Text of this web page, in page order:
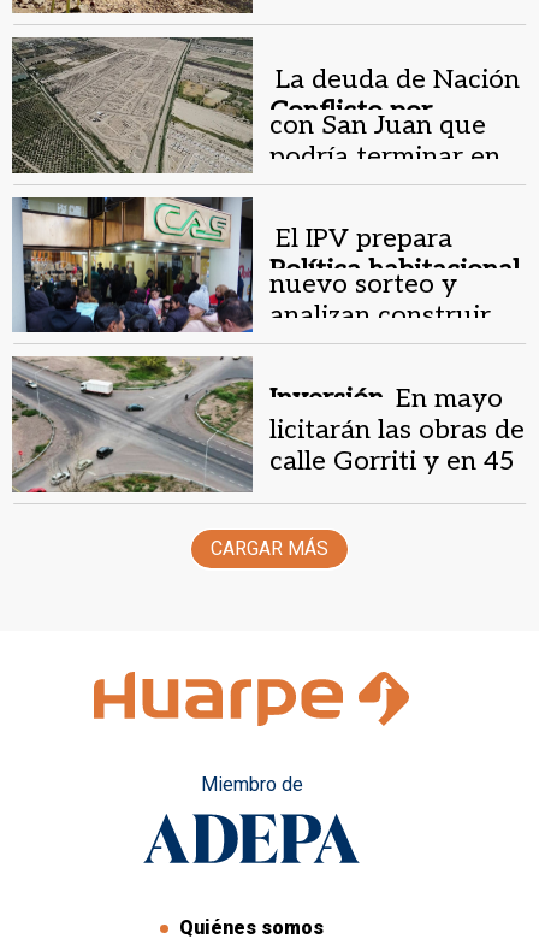
Conflicto por
fondos.
La deuda de Nación
con San Juan que
podría terminar en
litigio
Política habitacional.
El IPV prepara
nuevo sorteo y
analizan construir
casas nuevas
Inversión. En mayo
licitarán las obras de
calle Gorriti y en 45
trabajos
CARGAR MÁS
Miembro de
Quiénes somos